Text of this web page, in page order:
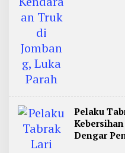
Pelaku
Dengar